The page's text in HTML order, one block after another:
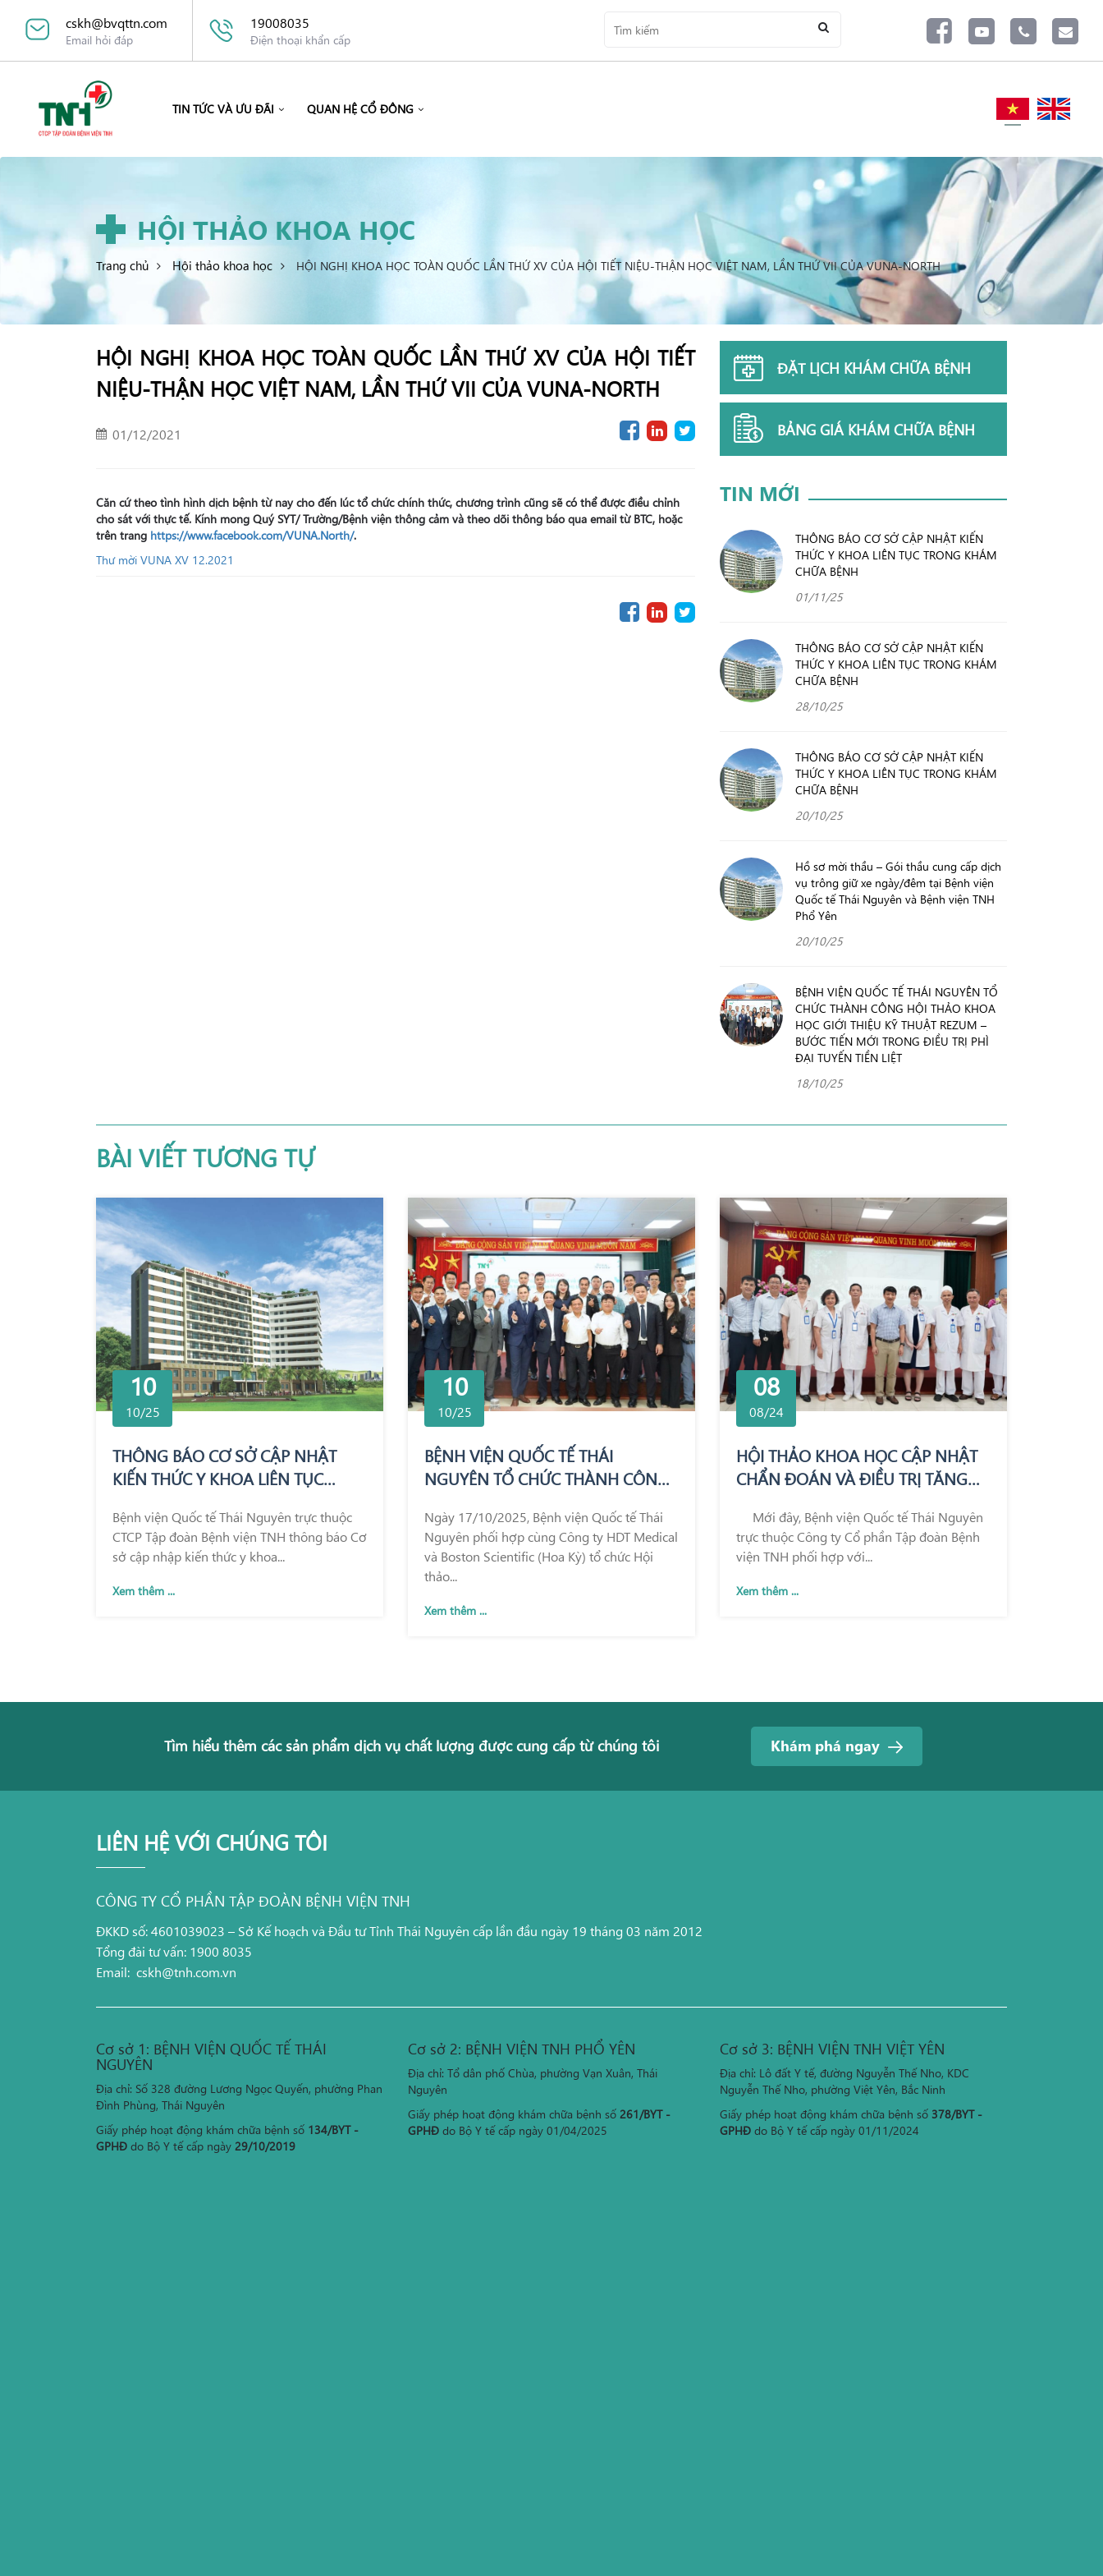
cskh@bvqttn.com
Email hỏi đáp
19008035
Điện thoại khẩn cấp
TIN TỨC VÀ ƯU ĐÃI QUAN HỆ CỔ ĐÔNG
HỘI THẢO KHOA HỌC
Trang chủ Hội thảo khoa học HỘI NGHỊ KHOA HỌC TOÀN QUỐC LẦN THỨ XV CỦA HỘI TIẾT NIỆU-THẬN HỌC VIỆT NAM, LẦN THỨ VII CỦA VUNA-NORTH
HỘI NGHỊ KHOA HỌC TOÀN QUỐC LẦN THỨ XV CỦA HỘI TIẾT
NIỆU-THẬN HỌC VIỆT NAM, LẦN THỨ VII CỦA VUNA-NORTH
01/12/2021
Căn cứ theo tình hình dịch bệnh từ nay cho đến lúc tổ chức chính thức, chương trình cũng sẽ có thể được điều chỉnh
cho sát với thực tế. Kính mong Quý SYT/ Trường/Bệnh viện thông cảm và theo dõi thông báo qua email từ BTC, hoặc
trên trang https://www.facebook.com/VUNA.North/.
Thư mời VUNA XV 12.2021
ĐẶT LỊCH KHÁM CHỮA BỆNH
BẢNG GIÁ KHÁM CHỮA BỆNH
TIN MỚI
THÔNG BÁO CƠ SỞ CẬP NHẬT KIẾN
THỨC Y KHOA LIÊN TỤC TRONG KHÁM
CHỮA BỆNH
01/11/25
THÔNG BÁO CƠ SỞ CẬP NHẬT KIẾN
THỨC Y KHOA LIÊN TỤC TRONG KHÁM
CHỮA BỆNH
28/10/25
THÔNG BÁO CƠ SỞ CẬP NHẬT KIẾN
THỨC Y KHOA LIÊN TỤC TRONG KHÁM
CHỮA BỆNH
20/10/25
Hồ sơ mời thầu – Gói thầu cung cấp dịch
vụ trông giữ xe ngày/đêm tại Bệnh viện
Quốc tế Thái Nguyên và Bệnh viện TNH
Phổ Yên
20/10/25
BỆNH VIỆN QUỐC TẾ THÁI NGUYÊN TỔ
CHỨC THÀNH CÔNG HỘI THẢO KHOA
HỌC GIỚI THIỆU KỸ THUẬT REZUM –
BƯỚC TIẾN MỚI TRONG ĐIỀU TRỊ PHÌ
ĐẠI TUYẾN TIỀN LIỆT
18/10/25
BÀI VIẾT TƯƠNG TỰ
10
10/25
THÔNG BÁO CƠ SỞ CẬP NHẬT
KIẾN THỨC Y KHOA LIÊN TỤC
Bệnh viện Quốc tế Thái Nguyên trực thuộc
CTCP Tập đoàn Bệnh viện TNH thông báo Cơ
sở cập nhập kiến thức y khoa...
Xem thêm ...
10
10/25
BỆNH VIỆN QUỐC TẾ THÁI
NGUYÊN TỔ CHỨC THÀNH CÔNG
KỸ THUẬT REZUM – BƯỚC TIẾN
MỚI TRONG ĐIỀU TRỊ PHÌ ĐẠI
TUYẾN TIỀN LIỆT
Ngày 17/10/2025, Bệnh viện Quốc tế Thái
Nguyên phối hợp cùng Công ty HDT Medical
và Boston Scientific (Hoa Kỳ) tổ chức Hội
thảo...
Xem thêm ...
08
08/24
HỘI THẢO KHOA HỌC CẬP NHẬT
CHẨN ĐOÁN VÀ ĐIỀU TRỊ TĂNG
DỤNG PHỐI HỢP BA THUỐC LIỀU
CỐ ĐỊNH
Mới đây, Bệnh viện Quốc tế Thái Nguyên
trực thuộc Công ty Cổ phần Tập đoàn Bệnh
viện TNH phối hợp với...
Xem thêm ...
Tìm hiểu thêm các sản phẩm dịch vụ chất lượng được cung cấp từ chúng tôi Khám phá ngay
LIÊN HỆ VỚI CHÚNG TÔI
CÔNG TY CỔ PHẦN TẬP ĐOÀN BỆNH VIỆN TNH
ĐKKD số: 4601039023 – Sở Kế hoạch và Đầu tư Tỉnh Thái Nguyên cấp lần đầu ngày 19 tháng 03 năm 2012
Tổng đài tư vấn: 1900 8035
Email: cskh@tnh.com.vn
Cơ sở 1: BỆNH VIỆN QUỐC TẾ THÁI
NGUYÊN
Địa chỉ: Số 328 đường Lương Ngọc Quyến, phường Phan
Đình Phùng, Thái Nguyên
Giấy phép hoạt động khám chữa bệnh số 134/BYT -
GPHĐ do Bộ Y tế cấp ngày 29/10/2019
Cơ sở 2: BỆNH VIỆN TNH PHỔ YÊN
Địa chỉ: Tổ dân phố Chùa, phường Vạn Xuân, Thái
Nguyên
Giấy phép hoạt động khám chữa bệnh số 261/BYT -
GPHĐ do Bộ Y tế cấp ngày 01/04/2025
Cơ sở 3: BỆNH VIỆN TNH VIỆT YÊN
Địa chỉ: Lô đất Y tế, đường Nguyễn Thế Nho, KDC
Nguyễn Thế Nho, phường Việt Yên, Bắc Ninh
Giấy phép hoạt động khám chữa bệnh số 378/BYT -
GPHĐ do Bộ Y tế cấp ngày 01/11/2024